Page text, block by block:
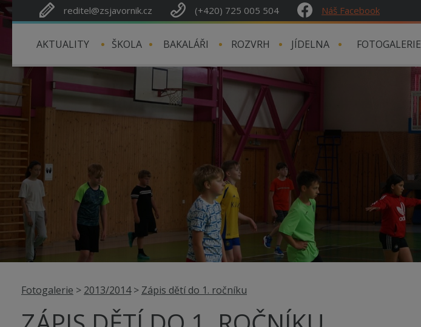
reditel@zsjavornik.cz (+420) 725 005 504 Náš Facebook
AKTUALITY ŠKOLA BAKALÁŘI ROZVRH JÍDELNA FOTOGALERIE
Fotogalerie > 2013/2014> Zápis dětí do 1. ročníku